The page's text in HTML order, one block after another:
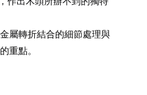
屬轉折結合的細節處理與
重點。